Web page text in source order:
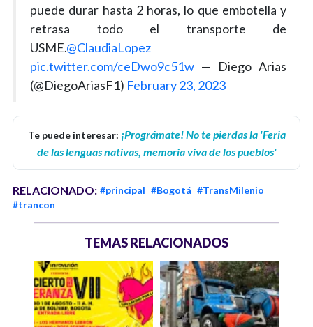
puede durar hasta 2 horas, lo que embotella y
retrasa todo el transporte de
USME.@ClaudiaLopez
pic.twitter.com/ceDwo9c51w — Diego Arias
(@DiegoAriasF1) February 23, 2023
Te puede interesar: ¡Prográmate! No te pierdas la 'Feria
de las lenguas nativas, memoria viva de los pueblos'
RELACIONADO: #principal #Bogotá #TransMilenio
#trancon
TEMAS RELACIONADOS